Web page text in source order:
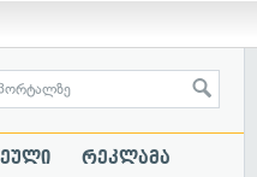
რეკლამა